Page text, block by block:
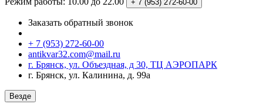
+ 7 (953) 272-60-00
Заказать обратный звонок
+ 7 (953) 272-60-00
antikvar32.com@mail.ru
г. Брянск, ул. Объездная, д 30, ТЦ АЭРОПАРК
г. Брянск, ул. Калинина, д. 99а
Везде